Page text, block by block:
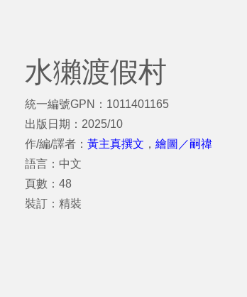
水獺渡假村
統一編號GPN：1011401165
出版日期：2025/10
作/編/譯者： 黃主真撰文 ， 繪圖／嗣禕
語言：中文
頁數：48
裝訂：精裝